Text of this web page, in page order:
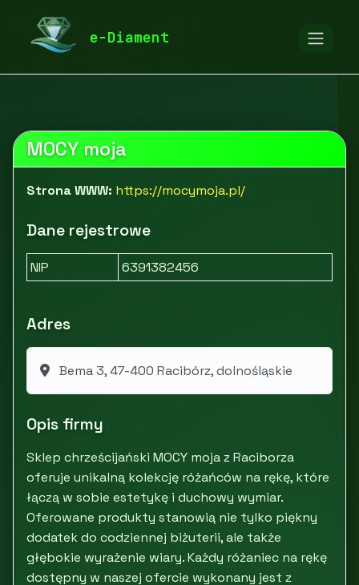
e-Diament
diamentspa.pl
Biżuteria i zegarki
MOCY moja
Strona WWW: https://mocymoja.pl/
Dane rejestrowe
NIP 6391382456
Adres
Bema 3, 47-400 Racibórz, dolnośląskie
Opis firmy
Sklep chrześcijański MOCY moja z Raciborza
oferuje unikalną kolekcję różańców na rękę, które
łączą w sobie estetykę i duchowy wymiar.
Oferowane produkty stanowią nie tylko piękny
dodatek do codziennej biżuterii, ale także
głębokie wyrażenie wiary. Każdy różaniec na rękę
dostępny w naszej ofercie wykonany jest z